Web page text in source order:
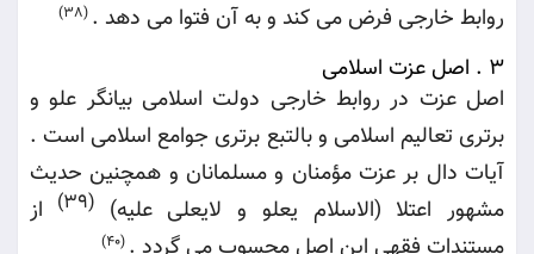
روابط خارجی فرض می کند و به آن فتوا می دهد .
(38)
3 .
اصل عزت اسلامی
اصل عزت در روابط خارجی دولت اسلامی بیانگر علو و
برتری تعالیم اسلامی و بالتبع برتری جوامع اسلامی است .
آیات دال بر عزت مؤمنان و مسلمانان و همچنین حدیث
مشهور اعتلا (الاسلام یعلو و لایعلی علیه)
(39)
از
(40)